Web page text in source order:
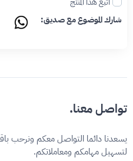
شارك الموضوع مع صديق:
تواصل معنا.
يسعدنا دائما التواصل معكم ونرحب
لتسهيل مهامكم ومعاملاتكم.